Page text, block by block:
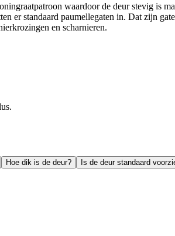
waardoor de deur stevig is
er standaard paumellegaten in. Dat zijn
en scharnieren.
Hoe dik is de deur? Is de deur standaard